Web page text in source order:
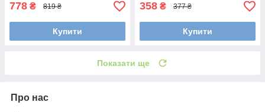
778 ₴ 819 ₴
Купити
358 ₴ 377 ₴
Купити
Показати ще
Про нас